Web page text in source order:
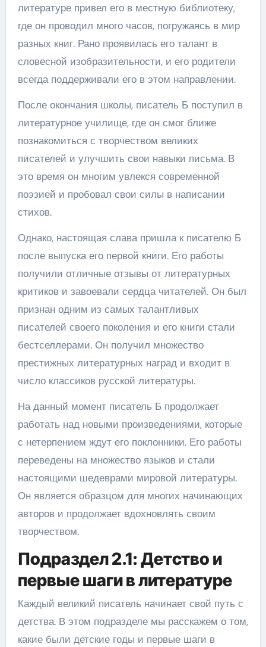
литературе привел его в местную библиотеку,
где он проводил много часов, погружаясь в мир
разных книг. Рано проявилась его талант в
словесной изобразительности, и его родители
всегда поддерживали его в этом направлении.
После окончания школы, писатель Б поступил в
литературное училище, где он смог ближе
познакомиться с творчеством великих
писателей и улучшить свои навыки письма. В
это время он многим увлекся современной
поэзией и пробовал свои силы в написании
стихов.
Однако, настоящая слава пришла к писателю Б
после выпуска его первой книги. Его работы
получили отличные отзывы от литературных
критиков и завоевали сердца читателей. Он был
признан одним из самых талантливых
писателей своего поколения и его книги стали
бестселлерами. Он получил множество
престижных литературных наград и входит в
число классиков русской литературы.
На данный момент писатель Б продолжает
работать над новыми произведениями, которые
с нетерпением ждут его поклонники. Его работы
переведены на множество языков и стали
настоящими шедеврами мировой литературы.
Он является образцом для многих начинающих
авторов и продолжает вдохновлять своим
творчеством.
Подраздел 2.1: Детство и
первые шаги в литературе
Каждый великий писатель начинает свой путь с
детства. В этом подразделе мы расскажем о том,
какие были детские годы и первые шаги в